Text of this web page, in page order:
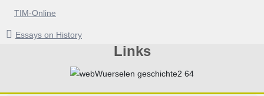
TIM-Online
Essays on History
Links